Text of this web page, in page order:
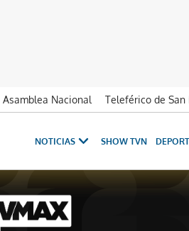
Asamblea Nacional Teleférico de
NOTICIAS SHOW TVN